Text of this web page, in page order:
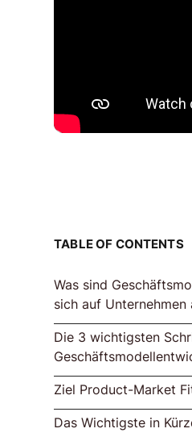
TABLE OF CONTENTS
Was sind
sich auf Unternehmen
Ausgangssituation 1:
Ausgangssituation 2:
entwickeln in
Exkurs: Business
Alexander Osterwalder
Die 3 wichtigsten
Schritt 1: Kund:innen
das Ziel?
2. Lösungsidee testen
3. Channel/
Ziel Product-Market
Das Wichtigste in